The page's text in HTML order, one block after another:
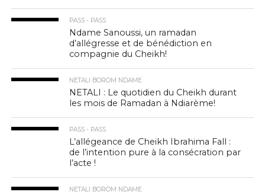
PASS - PASS
Ndame Sanoussi, un ramadan
d’allégresse et de bénédiction en
compagnie du Cheikh!
NETALI BOROM NDAME
NETALI : Le quotidien du Cheikh durant
les mois de Ramadan à Ndiarème!
PASS - PASS
L’allégeance de Cheikh Ibrahima Fall :
de l’intention pure à la consécration par
l’acte !
NETALI BOROM NDAME